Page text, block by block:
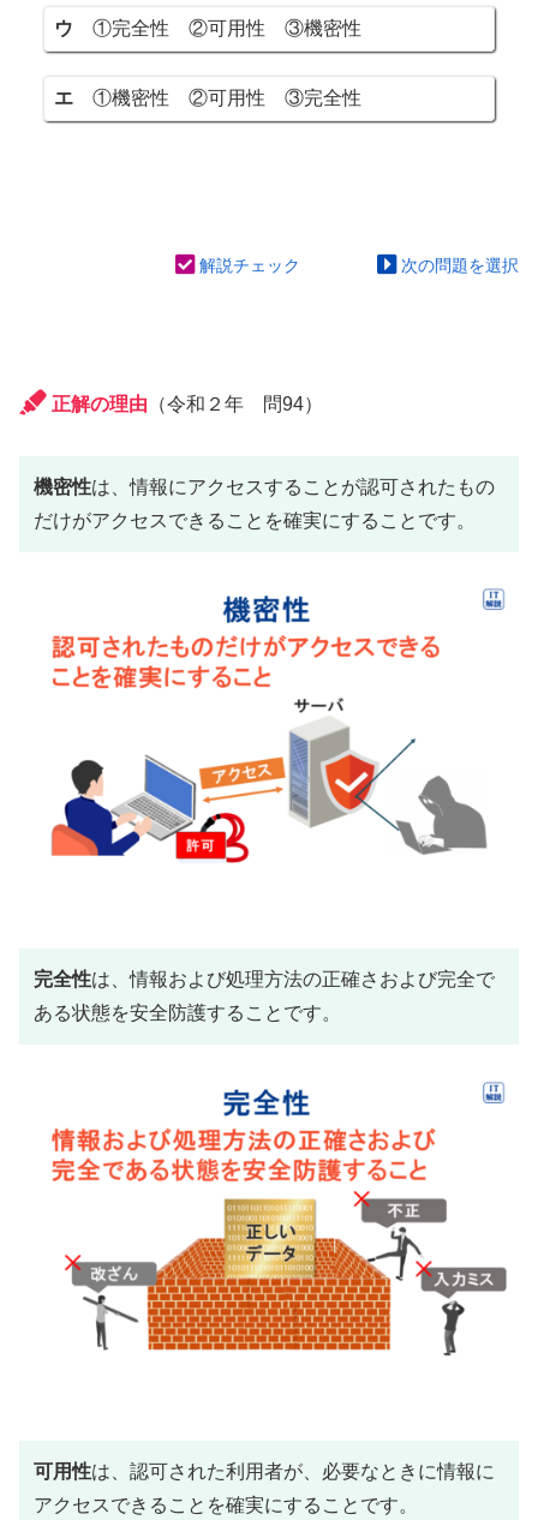
ウ ①完全性 ②可用性 ③機密性
エ ①機密性 ②可用性 ③完全性
解説チェック 次の問題を選択
正解の理由 （令和２年 問94）
機密性は、情報にアクセスすることが認可されたもの
だけがアクセスできることを確実にすることです。
完全性は、情報および処理方法の正確さおよび完全で
ある状態を安全防護することです。
可用性は、認可された利用者が、必要なときに情報に
アクセスできることを確実にすることです。